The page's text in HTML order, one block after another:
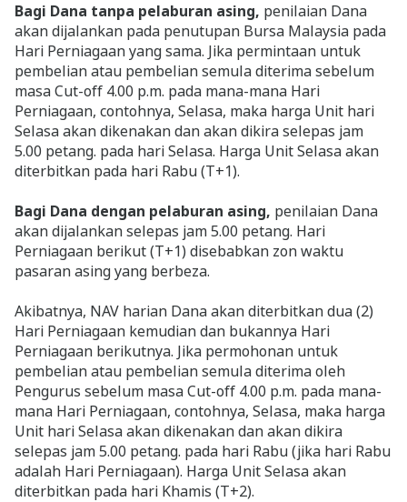
Bagi Dana tanpa pelaburan asing, penilaian Dana
akan dijalankan pada penutupan Bursa Malaysia pada
Hari Perniagaan yang sama. Jika permintaan untuk
pembelian atau pembelian semula diterima sebelum
masa Cut-off 4.00 p.m. pada mana-mana Hari
Perniagaan, contohnya, Selasa, maka harga Unit hari
Selasa akan dikenakan dan akan dikira selepas jam
5.00 petang. pada hari Selasa. Harga Unit Selasa akan
diterbitkan pada hari Rabu (T+1).
Bagi Dana dengan pelaburan asing, penilaian Dana
akan dijalankan selepas jam 5.00 petang. Hari
Perniagaan berikut (T+1) disebabkan zon waktu
pasaran asing yang berbeza.
Akibatnya, NAV harian Dana akan diterbitkan dua (2)
Hari Perniagaan kemudian dan bukannya Hari
Perniagaan berikutnya. Jika permohonan untuk
pembelian atau pembelian semula diterima oleh
Pengurus sebelum masa Cut-off 4.00 p.m. pada mana-
mana Hari Perniagaan, contohnya, Selasa, maka harga
Unit hari Selasa akan dikenakan dan akan dikira
selepas jam 5.00 petang. pada hari Rabu (jika hari Rabu
adalah Hari Perniagaan). Harga Unit Selasa akan
diterbitkan pada hari Khamis (T+2).